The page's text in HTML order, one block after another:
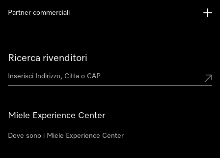
Ricerca rivenditori
Miele Experience Center
Dove sono i Miele Experience Center
Partner commerciali